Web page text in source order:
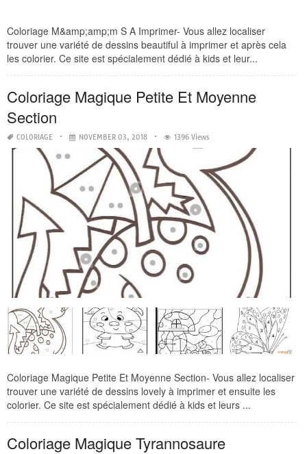
Coloriage M&amp;amp;m S A Imprimer- Vous allez localiser
trouver une variété de dessins beautiful à imprimer et après cela
les colorier. Ce site est spécialement dédié à kids et leur...
Coloriage Magique Petite Et Moyenne
Section
COLORIAGE NOVEMBER 03, 2018 1396 Views
Coloriage Magique Petite Et Moyenne Section- Vous allez localiser
trouver une variété de dessins lovely à imprimer et ensuite les
colorier. Ce site est spécialement dédié à kids et leurs ...
Coloriage Magique Tyrannosaure